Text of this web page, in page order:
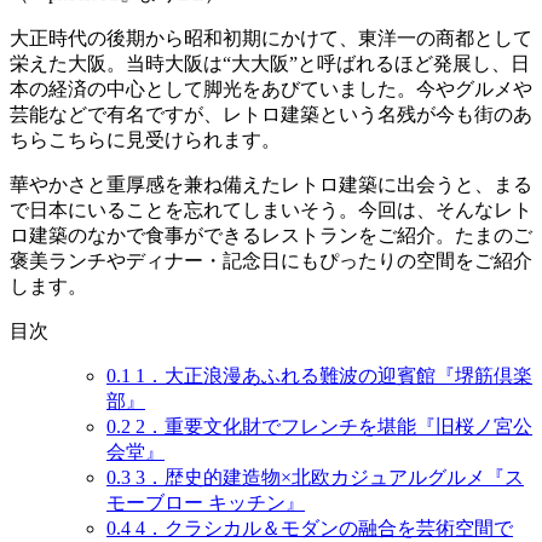
大正時代の後期から昭和初期にかけて、東洋一の商都として
栄えた大阪。当時大阪は“大大阪”と呼ばれるほど発展し、日
本の経済の中心として脚光をあびていました。今やグルメや
芸能などで有名ですが、
レトロ建築という名残が今も街のあ
ちらこちらに見受けられます。
華やかさと重厚感を兼ね備えたレトロ建築に出会うと、まる
で日本にいることを忘れてしまいそう。今回は、そんなレト
ロ建築のなかで食事ができるレストランをご紹介。たまのご
褒美ランチやディナー・記念日にもぴったりの空間をご紹介
します。
目次
0.1 1．大正浪漫あふれる難波の迎賓館『堺筋倶楽
部』
0.2 2．重要文化財でフレンチを堪能『旧桜ノ宮公
会堂』
0.3 3．歴史的建造物×北欧カジュアルグルメ『ス
モーブロー キッチン』
0.4 4．クラシカル＆モダンの融合を芸術空間で